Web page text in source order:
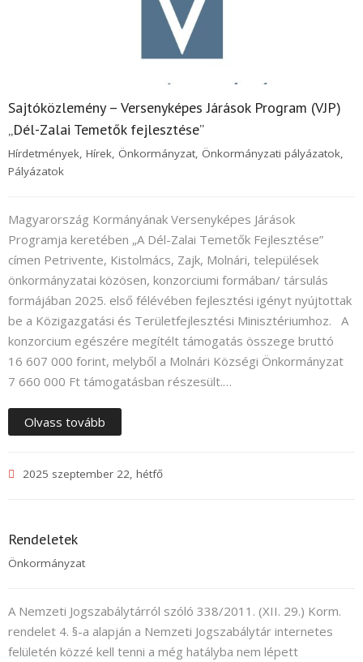
Sajtóközlemény – Versenyképes Járások Program (VJP)
„Dél-Zalai Temetők fejlesztése”
Hírdetmények, Hírek, Önkormányzat, Önkormányzati pályázatok,
Pályázatok
Magyarország Kormányának Versenyképes Járások
Programja keretében „A Dél-Zalai Temetők Fejlesztése”
címen Petrivente, Kistolmács, Zajk, Molnári, települések
önkormányzatai közösen, konzorciumi formában/ társulás
formájában 2025. első félévében fejlesztési igényt nyújtottak
be a Közigazgatási és Területfejlesztési Minisztériumhoz. A
konzorcium egészére megítélt támogatás összege bruttó
16 607 000 forint, melyből a Molnári Községi Önkormányzat
7 660 000 Ft támogatásban részesült.…
Olvass tovább
2025 szeptember 22, hétfő
Rendeletek
Önkormányzat
A Nemzeti Jogszabálytárról szóló 338/2011. (XII. 29.) Korm.
rendelet 4. §-a alapján a Nemzeti Jogszabálytár internetes
felületén közzé kell tenni a még hatályba nem lépett